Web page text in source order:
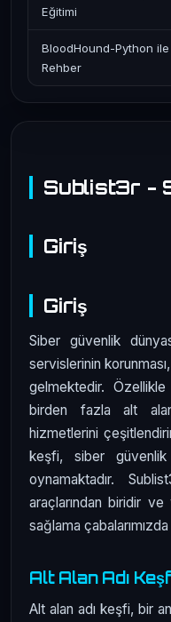
Sublist3r -
Giriş
Giriş
Siber güvenlik
servislerinin
gelmektedir.
birden fazla alt
hizmetlerini
keşfi, siber
oynamaktadır.
araçlarından biridir ve
sağlama
Alt Alan Adı
Alt alan adı keşfi, bir
Eğitimi
BloodHound-Python ile
Rehber